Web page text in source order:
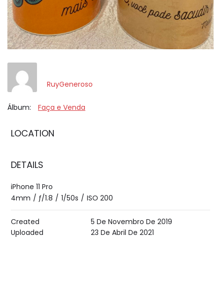
RuyGeneroso
Álbum: Faça e Venda
LOCATION
DETAILS
iPhone 11 Pro
4mm / ƒ/1.8 / 1/50s / ISO 200
Created
5 De Novembro De 2019
Uploaded
23 De Abril De 2021